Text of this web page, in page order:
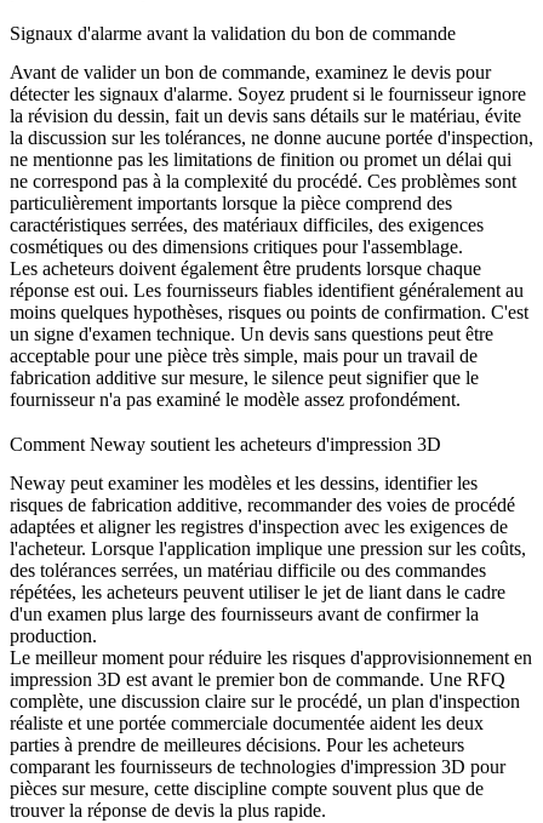
Signaux d'alarme avant la validation du bon de commande
Avant de valider un bon de commande, examinez le devis pour
détecter les signaux d'alarme. Soyez prudent si le fournisseur ignore
la révision du dessin, fait un devis sans détails sur le matériau, évite
la discussion sur les tolérances, ne donne aucune portée d'inspection,
ne mentionne pas les limitations de finition ou promet un délai qui
ne correspond pas à la complexité du procédé. Ces problèmes sont
particulièrement importants lorsque la pièce comprend des
caractéristiques serrées, des matériaux difficiles, des exigences
cosmétiques ou des dimensions critiques pour l'assemblage.
Les acheteurs doivent également être prudents lorsque chaque
réponse est oui. Les fournisseurs fiables identifient généralement au
moins quelques hypothèses, risques ou points de confirmation. C'est
un signe d'examen technique. Un devis sans questions peut être
acceptable pour une pièce très simple, mais pour un travail de
fabrication additive sur mesure, le silence peut signifier que le
fournisseur n'a pas examiné le modèle assez profondément.
Comment Neway soutient les acheteurs d'impression 3D
Neway peut examiner les modèles et les dessins, identifier les
risques de fabrication additive, recommander des voies de procédé
adaptées et aligner les registres d'inspection avec les exigences de
l'acheteur. Lorsque l'application implique une pression sur les coûts,
des tolérances serrées, un matériau difficile ou des commandes
répétées, les acheteurs peuvent utiliser le jet de liant dans le cadre
d'un examen plus large des fournisseurs avant de confirmer la
production.
Le meilleur moment pour réduire les risques d'approvisionnement en
impression 3D est avant le premier bon de commande. Une RFQ
complète, une discussion claire sur le procédé, un plan d'inspection
réaliste et une portée commerciale documentée aident les deux
parties à prendre de meilleures décisions. Pour les acheteurs
comparant les fournisseurs de technologies d'impression 3D pour
pièces sur mesure, cette discipline compte souvent plus que de
trouver la réponse de devis la plus rapide.